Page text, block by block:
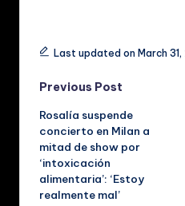
Tags:Last updated on March
Post
navigation
Previous Post
Rosalía suspende
concierto en Milan a
mitad de show por
‘intoxicación
alimentaria’: ‘Estoy
realmente mal’